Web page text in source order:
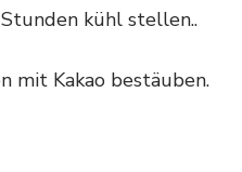
kühl stellen..
mit Kakao bestäuben.